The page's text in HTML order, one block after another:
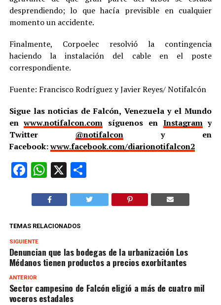
desprendiendo; lo que hacía previsible en cualquier
momento un accidente.
Finalmente, Corpoelec resolvió la contingencia
haciendo la instalación del cable en el poste
correspondiente.
Fuente: Francisco Rodríguez y Javier Reyes/ Notifalcón
Sigue las noticias de Falcón, Venezuela y el Mundo
enwww.notifalcon.com síguenos en Instagramy
Twitter @notifalcony en
Facebook:www.facebook.com/diarionotifalcon2
Facebook
WhatsApp
X Compartir
TEMAS RELACIONADOS
SIGUIENTE
Denuncian que las bodegas de la urbanización Los
Médanos tienen productos a precios exorbitantes
ANTERIOR
Sector campesino de Falcón eligió a más de cuatro mil
voceros estadales